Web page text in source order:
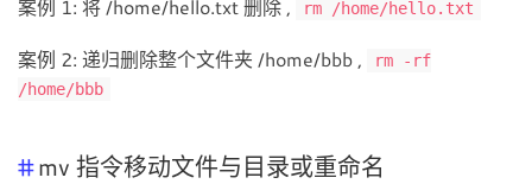
案例 1: 将 /home/hello.txt 删除 , rm /home/hello.txt
案例 2: 递归删除整个文件夹 /home/bbb ,
rm -rf
/home/bbb
mv 指令移动文件与目录或重命名